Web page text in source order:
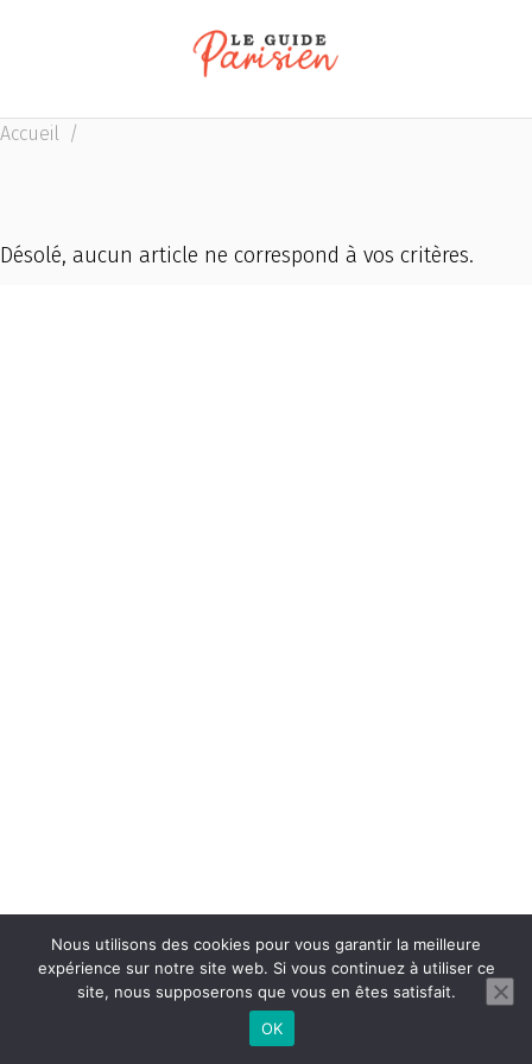
Accueil /
Désolé, aucun article ne correspond à vos critères.
Nous utilisons des cookies pour vous garantir la meilleure
expérience sur notre site web. Si vous continuez à utiliser ce
site, nous supposerons que vous en êtes satisfait.
OK